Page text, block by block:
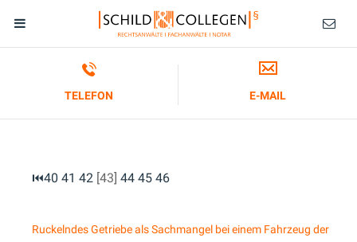
TELEFON E-MAIL
⏮40 41 42 [43] 44 45 46
Ruckelndes Getriebe als Sachmangel bei einem Fahrzeug der